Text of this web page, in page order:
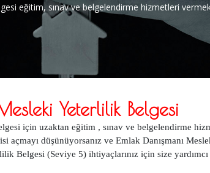
eğitim, sınav ve belgelendirme hizmetleri
Yeterlilik Belgesi
için uzaktan eğitim , sınav ve belgelendirme
düşünüyorsanız ve Emlak Danışmanı
Belgesi (Seviye 5) ihtiyaçlarınız için size yardımcı